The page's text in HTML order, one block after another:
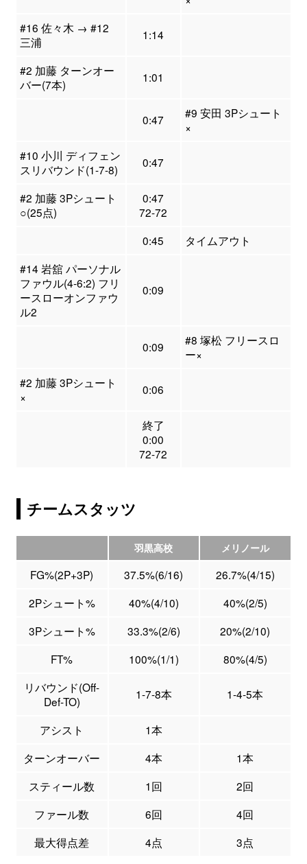
#16 佐々木 → #12
三浦
1:14
#2 加藤 ターンオー
バー(7本)
1:01
0:47
#9 安田 3Pシュート
×
#10 小川 ディフェン
スリバウンド(1-7-8)
0:47
#2 加藤 3Pシュート
○(25点)
0:47
72-72
0:45
タイムアウト
#14 岩舘 パーソナル
ファウル(4-6:2) フリ
ースローオンファウ
ル2
0:09
0:09
#8 塚松 フリースロ
ー×
#2 加藤 3Pシュート
×
0:06
終了
0:00
72-72
チームスタッツ
羽黒高校 メリノール
FG%(2P+3P) 37.5%(6/16)
26.7%(4/15)
2Pシュート%
40%(4/10)
40%(2/5)
3Pシュート%
33.3%(2/6)
20%(2/10)
FT%
100%(1/1)
80%(4/5)
リバウンド(Off-
Def-TO)
1-7-8本 1-4-5本
アシスト
1本
ターンオーバー
4本
1本
スティール数
1回
2回
ファール数
6回
4回
最大得点差
4点 3点